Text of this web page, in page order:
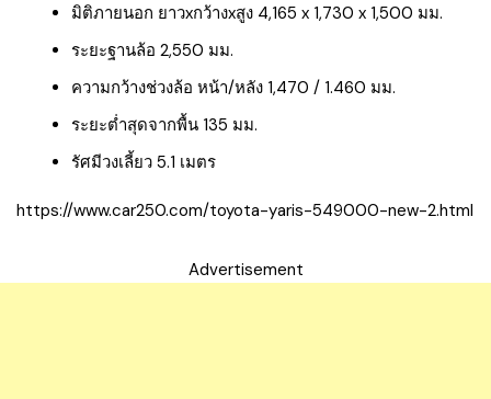
มิติภายนอก ยาวxกว้างxสูง 4,165 x 1,730 x 1,500 มม.
ระยะฐานล้อ 2,550 มม.
ความกว้างช่วงล้อ หน้า/หลัง 1,470 / 1.460 มม.
ระยะต่ำสุดจากพื้น 135 มม.
รัศมีวงเลี้ยว 5.1 เมตร
https://www.car250.com/toyota-yaris-549000-new-2.html
Advertisement